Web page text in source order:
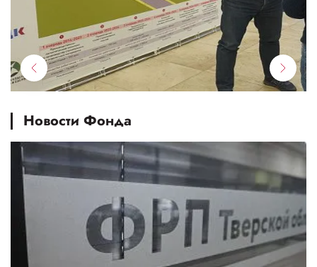
Новости Фонда